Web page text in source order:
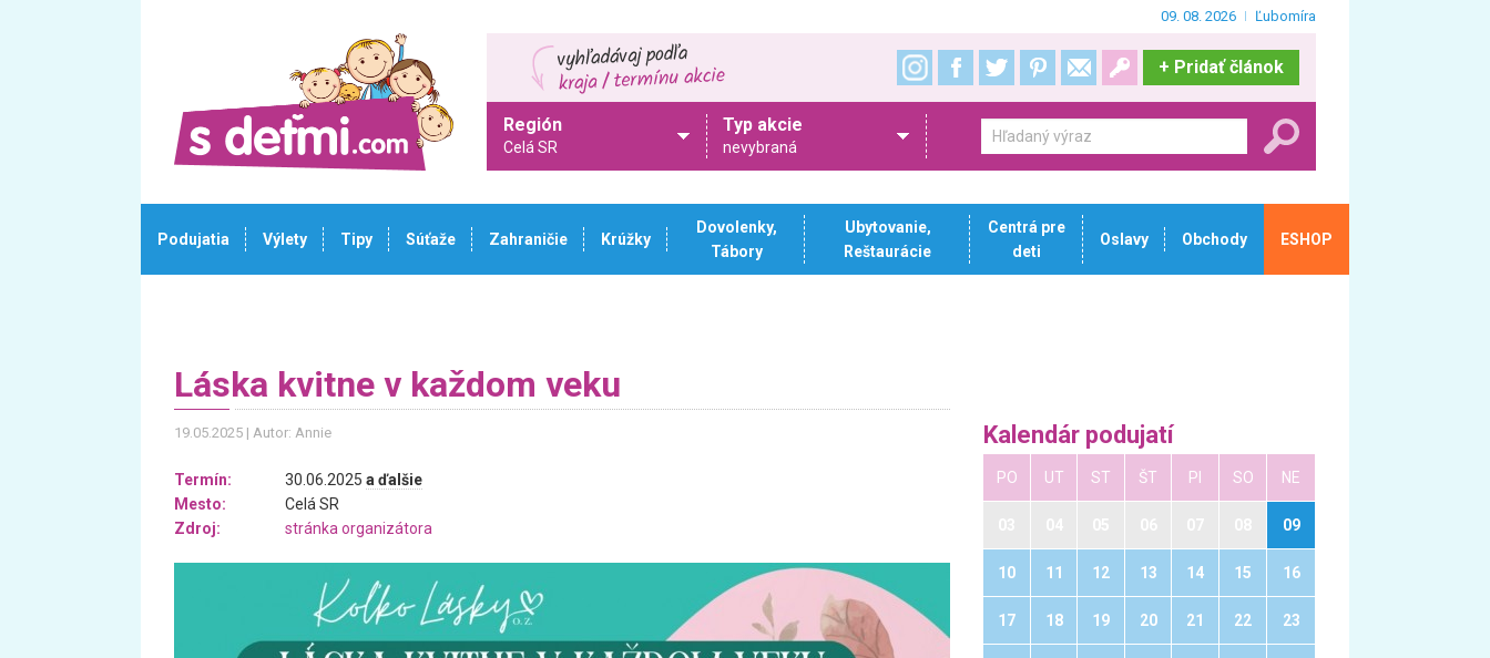
09. 08. 2026 Ľubomíra
+ Pridať článok
Región
Celá SR
Typ akcie
nevybraná
Podujatia Výlety Tipy Súťaže Zahraničie Krúžky
Dovolenky,
Tábory
Ubytovanie,
Reštaurácie
Centrá pre
deti
Oslavy Obchody ESHOP
Láska kvitne v každom veku
19.05.2025 Autor: Annie
Termín: 30.06.2025 a ďalšie
Mesto:
Celá SR
Zdroj:
stránka organizátora
Kalendár podujatí
PO UT ST ŠT PI SO NE
09
10 11 12 13 14 15 16
17 18 19 20 21 22 23